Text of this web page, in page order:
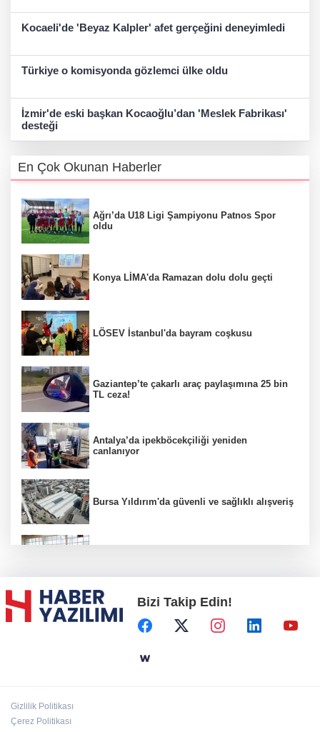
Kocaeli'de 'Beyaz Kalpler' afet gerçeğini deneyimledi
Türkiye o komisyonda gözlemci ülke oldu
İzmir'de eski başkan Kocaoğlu’dan 'Meslek Fabrikası'
desteği
En Çok Okunan Haberler
Ağrı’da U18 Ligi Şampiyonu Patnos Spor
oldu
Konya LİMA'da Ramazan dolu dolu geçti
LÖSEV İstanbul'da bayram coşkusu
Gaziantep’te çakarlı araç paylaşımına 25 bin
TL ceza!
Antalya’da ipekböcekçiliği yeniden
canlanıyor
Bursa Yıldırım'da güvenli ve sağlıklı alışveriş
Başkent'in göletlerinde temizlik ve bakım
sürüyor
Bizi Takip Edin!
Gizlilik Politikası
Çerez Politikası